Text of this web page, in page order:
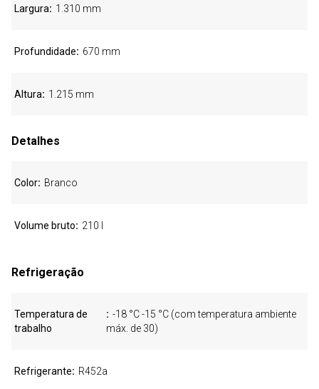
Largura 1.310 mm
Profundidade 670 mm
Altura 1.215 mm
Detalhes
Color Branco
Volume bruto 210 l
Refrigeração
Temperatura de
trabalho
-18 °C -15 °C (com temperatura ambiente
máx. de 30)
Refrigerante R452a